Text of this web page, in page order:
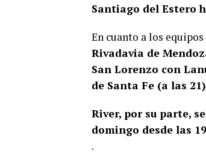
Santiago del Estero
En cuanto a los
Rivadavia de
San Lorenzo con
de Santa Fe (a las
River, por su parte,
domingo desde las 19
.